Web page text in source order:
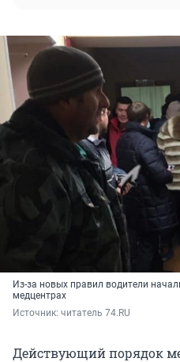
Из-за новых правил водители
медцентрах
Источник: читатель 74.RU
Действующий порядок